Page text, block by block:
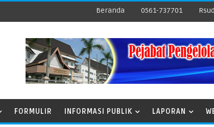
Beranda 0561-737701
FORMULIR INFORMASI PUBLIK LAPORAN